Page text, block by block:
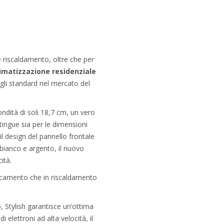
riscaldamento, oltre che per
residenziale
standard nel mercato del
di soli 18,7 cm, un vero
sia per le dimensioni
design del pannello frontale
e argento, il nuovo
che in riscaldamento
garantisce un’ottima
elettroni ad alta velocità, il